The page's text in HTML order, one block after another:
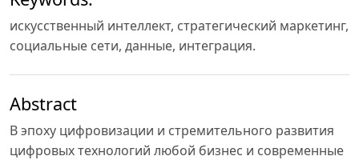
искусственный интеллект, стратегический маркетинг,
социальные сети, данные, интеграция.
Abstract
В эпоху цифровизации и стремительного развития
цифровых технологий любой бизнес и современные